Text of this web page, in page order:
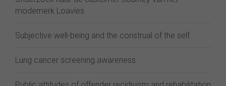
modemerk Loavies
Subjective well-being and the construal of the self
Lung cancer screening awareness